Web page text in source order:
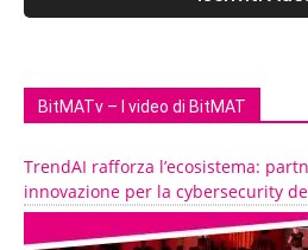
BitMATv – I video di BitMAT
TrendAI rafforza l’ecosistema:
innovazione per la cybersecurity